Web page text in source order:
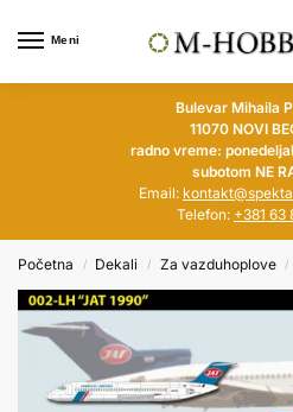
Meni
Bulevar Mihaila
11070 NOVI
radno vreme:
subotom NE
Email:
Telefon: +381 63
Početna / Dekali / Za vazduhoplove /